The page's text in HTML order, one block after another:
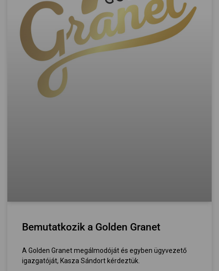
Bemutatkozik a Golden Granet
A Golden Granet megálmodóját és egyben ügyvezető
igazgatóját, Kasza Sándort kérdeztük.